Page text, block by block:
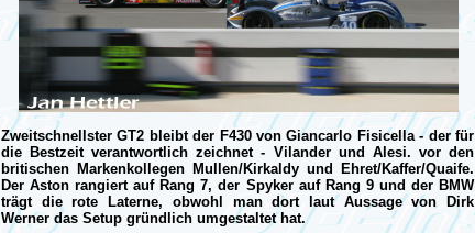
Zweitschnellster GT2 bleibt der F430 von Giancarlo Fisicella - der für
die Bestzeit verantwortlich zeichnet - Vilander und Alesi. vor den
britischen Markenkollegen Mullen/Kirkaldy und Ehret/Kaffer/Quaife.
Der Aston rangiert auf Rang 7, der Spyker auf Rang 9 und der BMW
trägt die rote Laterne, obwohl man dort laut Aussage von Dirk
Werner das Setup gründlich umgestaltet hat.